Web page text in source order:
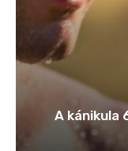
A kánikula